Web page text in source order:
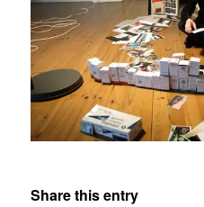
Share this entry